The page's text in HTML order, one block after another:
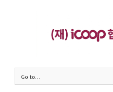
Go to...